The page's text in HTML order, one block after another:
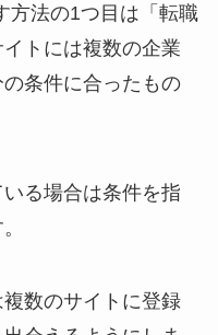
方法の1つ目は「転職
トには複数の企業
条件に合ったもの
る場合は条件を指
数のサイトに登録